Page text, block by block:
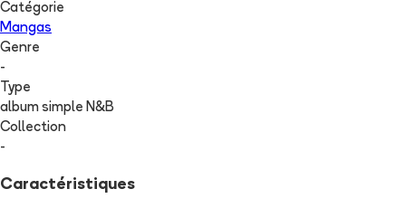
Catégorie
Mangas
Genre
-
Type
album simple N&B
Collection
-
Caractéristiques